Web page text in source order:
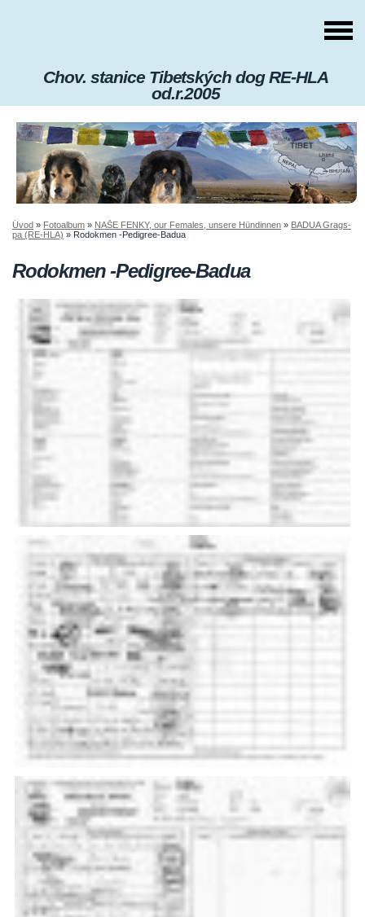
Chov. stanice Tibetských dog RE-HLA
od.r.2005
Úvod » Fotoalbum » NAŠE FENKY, our Females, unsere Hündinnen » BADUA Grags-
pa (RE-HLA) » Rodokmen -Pedigree-Badua
Rodokmen -Pedigree-Badua